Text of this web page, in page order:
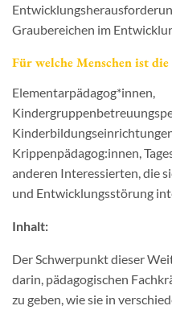
Graubereichen im
Für welche Menschen ist
Elementarpädagog*innen,
Krippenpädagog:innen,
anderen Interessierten, die
und Entwicklungsstörung
Inhalt:
Der Schwerpunkt dieser
darin, pädagogischen
zu geben, wie sie in